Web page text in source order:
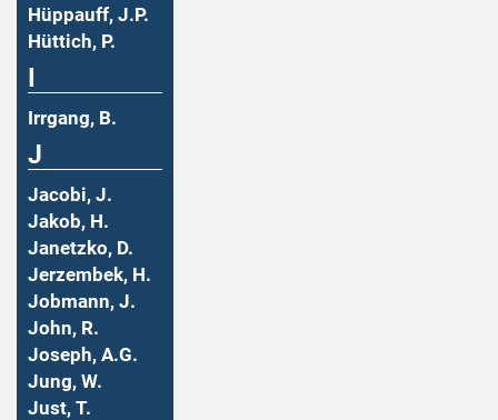
Hüppauff, J.P.
Hüttich, P.
Irrgang, B.
J
Jacobi, J.
Jakob, H.
Janetzko, D.
Jerzembek, H.
Jobmann, J.
John, R.
Joseph, A.G.
Jung, W.
Just, T.